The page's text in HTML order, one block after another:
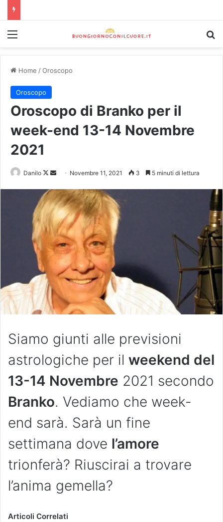
Home /Oroscopo
Oroscopo
Oroscopo di Branko per il
week-end 13-14 Novembre
2021
Danilo Novembre 11, 2021 3 5 minuti di lettura
Siamo giunti alle previsioni
astrologiche per il weekend del
13-14 Novembre 2021 secondo
Branko. Vediamo che week-
end sarà. Sarà un fine
settimana dove l’amore
trionferà? Riuscirai a trovare
l’anima gemella?
Articoli Correlati